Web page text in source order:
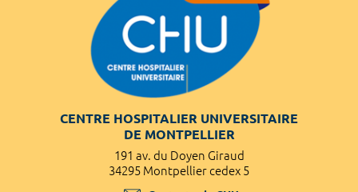
CENTRE HOSPITALIER UNIVERSITAIRE
DE MONTPELLIER
191 av. du Doyen Giraud
34295 Montpellier cedex 5